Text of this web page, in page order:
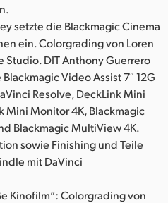
setzte die Blackmagic Cinema
ein. Colorgrading von Loren
Studio. DIT Anthony Guerrero
Video Assist 7″ 12G
Resolve, DeckLink Mini
Mini Monitor 4K, Blackmagic
Blackmagic MultiView 4K.
sowie Finishing und Teile
mit DaVinci
Kinofilm“: Colorgrading von